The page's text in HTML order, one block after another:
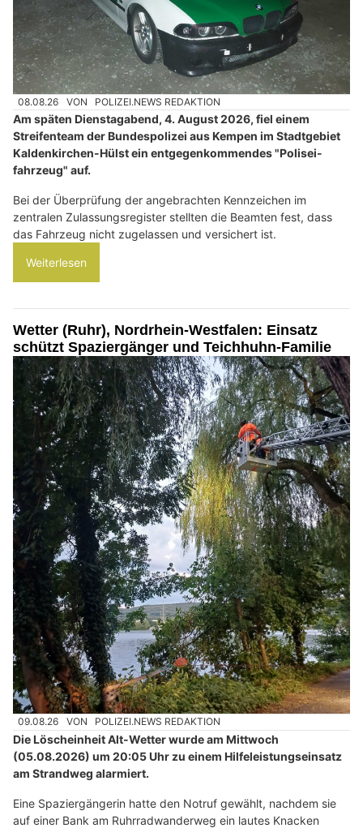
08.08.26 VON POLIZEI.NEWS REDAKTION
Am späten Dienstagabend, 4. August 2026, fiel einem
Streifenteam der Bundespolizei aus Kempen im Stadtgebiet
Kaldenkirchen-Hülst ein entgegenkommendes "Polisei-
fahrzeug" auf.
Bei der Überprüfung der angebrachten Kennzeichen im
zentralen Zulassungsregister stellten die Beamten fest, dass
das Fahrzeug nicht zugelassen und versichert ist.
Weiterlesen
Wetter (Ruhr), Nordrhein-Westfalen: Einsatz
schützt Spaziergänger und Teichhuhn-Familie
09.08.26 VON POLIZEI.NEWS REDAKTION
Die Löscheinheit Alt-Wetter wurde am Mittwoch
(05.08.2026) um 20:05 Uhr zu einem Hilfeleistungseinsatz
am Strandweg alarmiert.
Eine Spaziergängerin hatte den Notruf gewählt, nachdem sie
auf einer Bank am Ruhrradwanderweg ein lautes Knacken